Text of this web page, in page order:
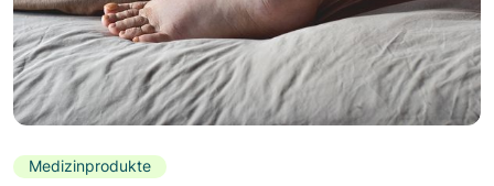
Medizinprodukte